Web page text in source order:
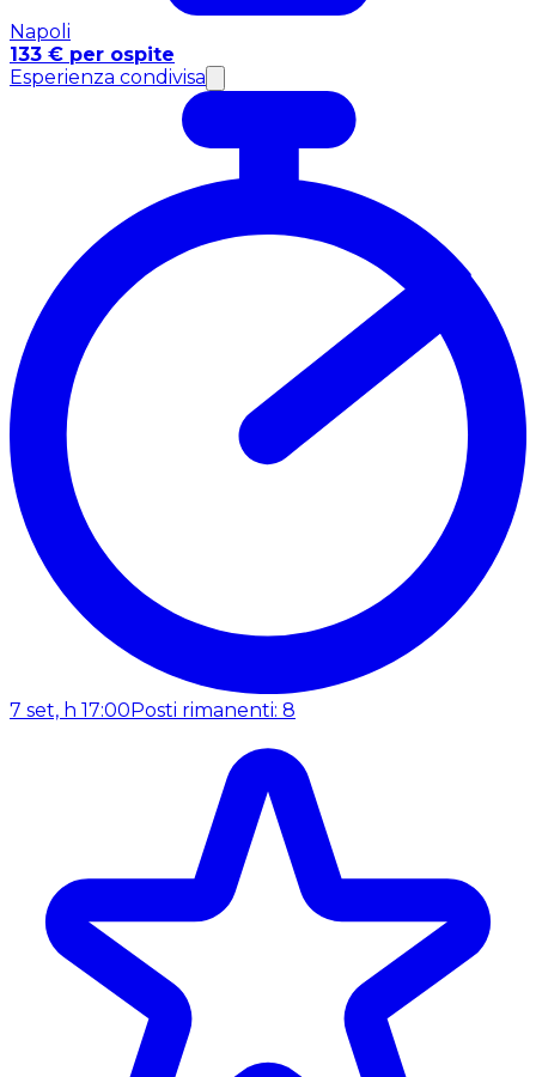
Napoli
133 € per ospite
Esperienza condivisa
7 set, h 17:00 Posti rimanenti: 8